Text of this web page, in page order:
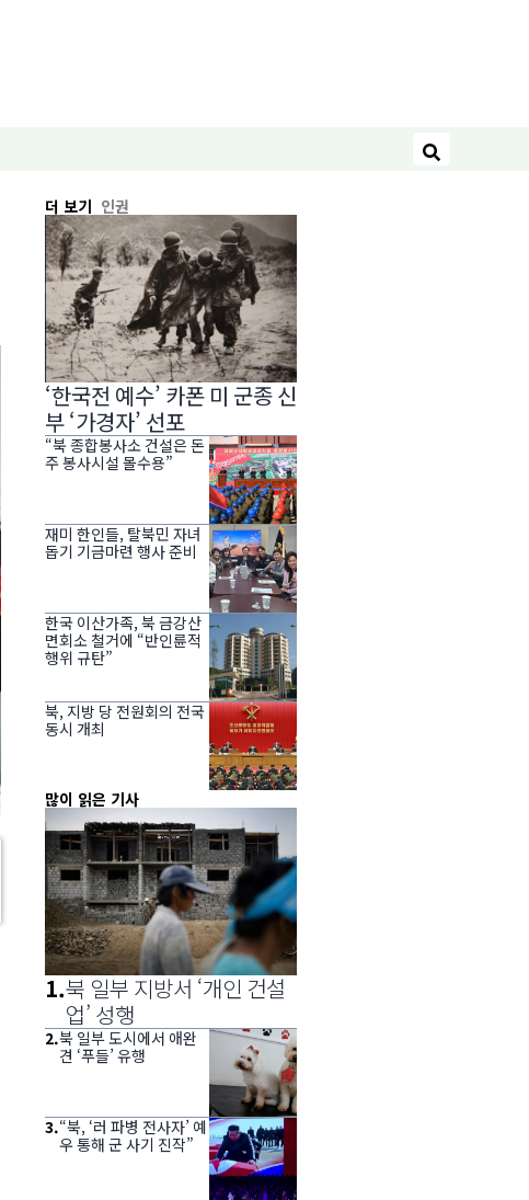
검색
더 보기 인권
‘한국전 예수’ 카폰 미 군종 신
부 ‘가경자’ 선포
“북 종합봉사소 건설은 돈
주 봉사시설 몰수용”
재미 한인들, 탈북민 자녀
돕기 기금마련 행사 준비
한국 이산가족, 북 금강산
면회소 철거에 “반인륜적
행위 규탄”
북, 지방 당 전원회의 전국
동시 개최
많이 읽은 기사
1.북 일부 지방서 ‘개인 건설
업’ 성행
2.북 일부 도시에서 애완
견 ‘푸들’ 유행
3.“북, ‘러 파병 전사자’ 예
우 통해 군 사기 진작”